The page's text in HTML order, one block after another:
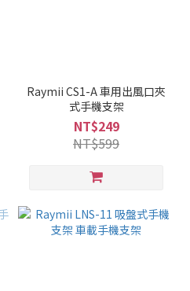
Raymii CS1-A 車用出風口夾
式手機支架
NT$249
NT$599